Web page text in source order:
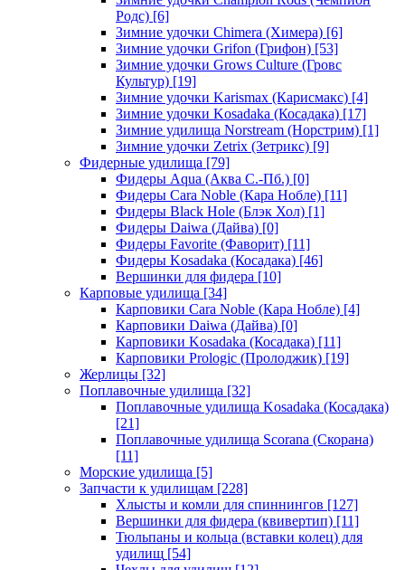
Родс) [6]
Зимние удочки Chimera (Химера) [6]
Зимние удочки Grifon (Грифон) [53]
Зимние удочки Grows Culture (Гровс
Культур) [19]
Зимние удочки Karismax (Карисмакс) [4]
Зимние удочки Kosadaka (Косадака) [17]
Зимние удилища Norstream (Норстрим) [1]
Зимние удочки Zetrix (Зетрикс) [9]
Фидерные удилища [79]
Фидеры Aqua (Аква С.-Пб.) [0]
Фидеры Cara Noble (Кара Нобле) [11]
Фидеры Black Hole (Блэк Хол) [1]
Фидеры Daiwa (Дайва) [0]
Фидеры Favorite (Фаворит) [11]
Фидеры Kosadaka (Косадака) [46]
Вершинки для фидера [10]
Карповые удилища [34]
Карповики Cara Noble (Кара Нобле) [4]
Карповики Daiwa (Дайва) [0]
Карповики Kosadaka (Косадака) [11]
Карповики Prologic (Пролоджик) [19]
Жерлицы [32]
Поплавочные удилища [32]
Поплавочные удилища Kosadaka (Косадака)
[21]
Поплавочные удилища Scorana (Скорана)
[11]
Морские удилища [5]
Запчасти к удилищам [228]
Хлысты и комли для спиннингов [127]
Вершинки для фидера (квивертип) [11]
Тюльпаны и кольца (вставки колец) для
удилищ [54]